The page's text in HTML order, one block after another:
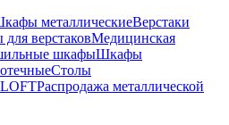
металлическиеВерстаки
верстаковМедицинская
шкафыШкафы
Столы
Распродажа металлической